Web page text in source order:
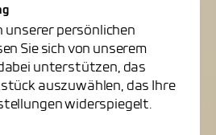
unserer persönlichen
Sie sich von unserem
unterstützen, das
auszuwählen, das Ihre
widerspiegelt.